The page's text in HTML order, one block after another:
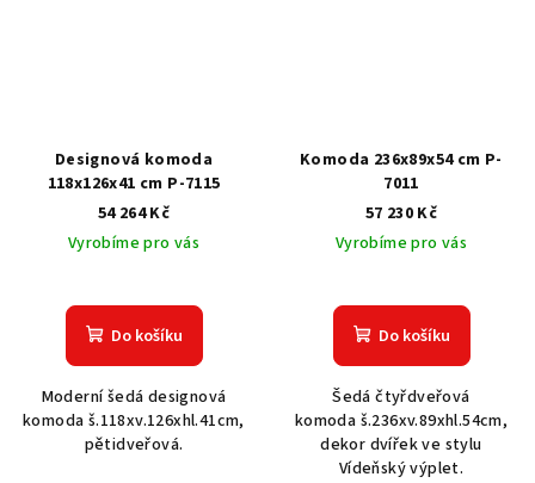
Designová komoda
118x126x41 cm P-7115
54 264 Kč
Vyrobíme pro vás
Do košíku
Moderní šedá designová
komoda š.118xv.126xhl.41cm,
pětidveřová.
Komoda 236x89x54 cm P-
7011
57 230 Kč
Vyrobíme pro vás
Do košíku
Šedá čtyřdveřová
komoda š.236xv.89xhl.54cm,
dekor dvířek ve stylu
Vídeňský výplet.